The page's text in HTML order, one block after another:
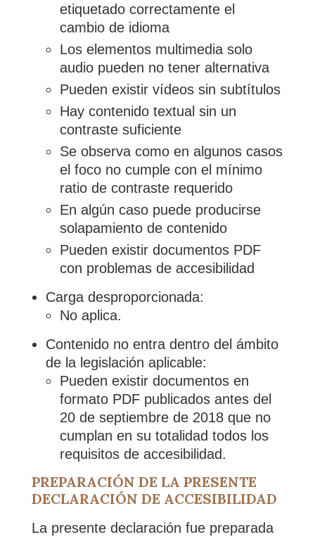
etiquetado correctamente el
cambio de idioma
Los elementos multimedia solo
audio pueden no tener alternativa
Pueden existir vídeos sin subtítulos
Hay contenido textual sin un
contraste suficiente
Se observa como en algunos casos
el foco no cumple con el mínimo
ratio de contraste requerido
En algún caso puede producirse
solapamiento de contenido
Pueden existir documentos PDF
con problemas de accesibilidad
Carga desproporcionada:
No aplica.
Contenido no entra dentro del ámbito
de la legislación aplicable:
Pueden existir documentos en
formato PDF publicados antes del
20 de septiembre de 2018 que no
cumplan en su totalidad todos los
requisitos de accesibilidad.
PREPARACIÓN DE LA PRESENTE
DECLARACIÓN DE ACCESIBILIDAD
La presente declaración fue preparada